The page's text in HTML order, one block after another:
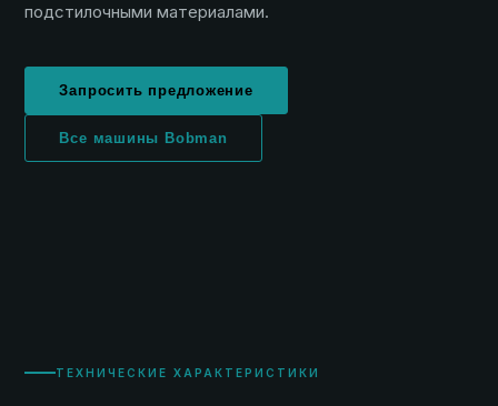
подстилочными материалами.
Запросить предложение
Все машины Bobman
ТЕХНИЧЕСКИЕ ХАРАКТЕРИСТИКИ